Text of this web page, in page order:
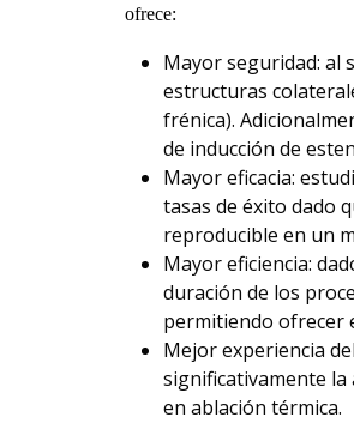
ofrece:
Mayor seguridad: al
estructuras
frénica).
de inducción de
Mayor eficacia:
tasas de éxito dado
reproducible en un
Mayor eficiencia:
duración de los
permitiendo ofrecer
Mejor experiencia
significativamente la
en ablación térmica.